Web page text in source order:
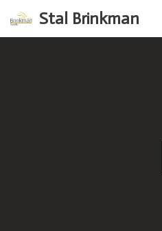
Ga
Stal Brinkman